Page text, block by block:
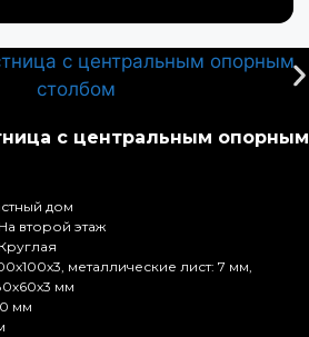
с центральным опорным
дом
На второй этаж
Круглая
металлические лист: 7 мм,
мм
мм